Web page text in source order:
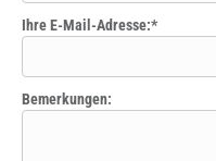
Ihre E-Mail-Adresse:*
Bitte lasse dieses Feld leer.
Bemerkungen: